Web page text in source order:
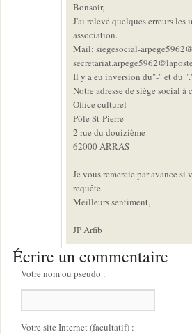
Bonsoir,
J'ai relevé quelques erreurs les
association.
Mail: siegesocial-
Il y a eu inversion du"-" et du
Notre adresse de siège social à
Office culturel
Pôle St-Pierre
2 rue du douizième
62000 ARRAS
Je vous remercie par avance si
requête.
Meilleurs sentiment,
JP Arfib
Écrire un commentaire
Votre nom ou pseudo :
Votre site Internet (facultatif) :